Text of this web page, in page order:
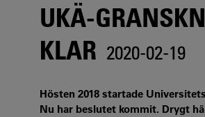
UKÄ-
KLAR 2020-02-19
Hösten 2018 startade
Nu har beslutet kommit. Drygt